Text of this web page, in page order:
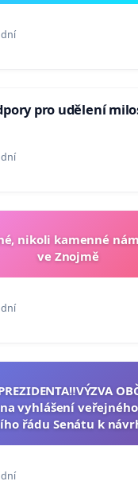
pro udělení
nikoli kamenné
ve Znojmě
na vyhlášení
řádu Senátu k